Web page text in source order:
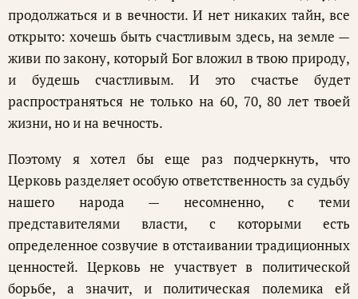
продолжаться и в вечности. И нет никаких тайн, все
открыто: хочешь быть счастливым здесь, на земле —
живи по закону, который Бог вложил в твою природу,
и будешь счастливым. И это счастье будет
распространяться не только на 60, 70, 80 лет твоей
жизни, но и на вечность.
Поэтому я хотел бы еще раз подчеркнуть, что
Церковь разделяет особую ответственность за судьбу
нашего народа — несомненно, с теми
представителями власти, с которыми есть
определенное созвучие в отстаивании традиционных
ценностей. Церковь не участвует в политической
борьбе, а значит, и политическая полемика ей